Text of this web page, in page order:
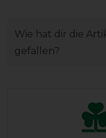
Wie hat dir die
gefallen?